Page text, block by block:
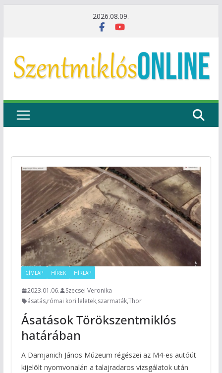
2026.08.09.
CÍMLAP HÍREK HÍRLAP
2023.01.06.
Szecsei Veronika
ásatás,római kori leletek,szarmaták,Thor
Ásatások Törökszentmiklós
határában
A Damjanich János Múzeum régészei az M4-es autóút
kijelölt nyomvonalán a talajradaros vizsgálatok után